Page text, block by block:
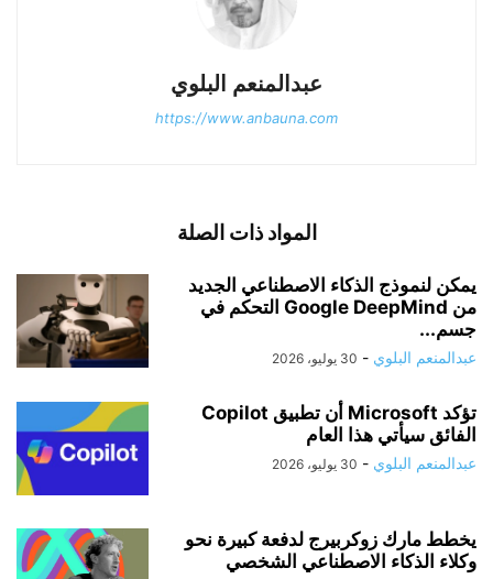
عبدالمنعم البلوي
https://www.anbauna.com
المواد ذات الصلة
يمكن لنموذج الذكاء الاصطناعي الجديد
من Google DeepMind التحكم في
جسم...
عبدالمنعم البلوي - 30 يوليو، 2026
تؤكد Microsoft أن تطبيق Copilot
الفائق سيأتي هذا العام
عبدالمنعم البلوي - 30 يوليو، 2026
يخطط مارك زوكربيرج لدفعة كبيرة نحو
وكلاء الذكاء الاصطناعي الشخصي